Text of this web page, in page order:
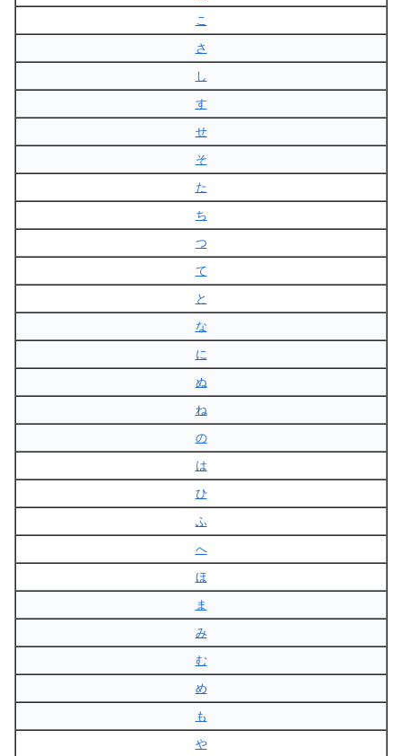
こ
さ
し
す
せ
そ
た
ち
つ
て
と
な
に
ぬ
ね
の
は
ひ
ふ
へ
ほ
ま
み
む
め
も
や